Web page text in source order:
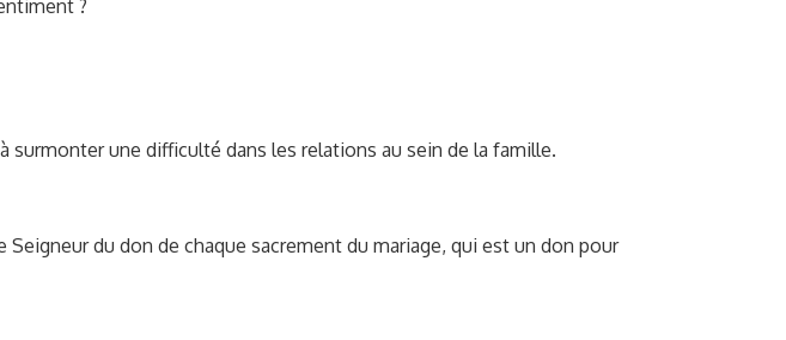
?
une difficulté dans les relations au sein de la famille.
du don de chaque sacrement du mariage, qui est un don pour